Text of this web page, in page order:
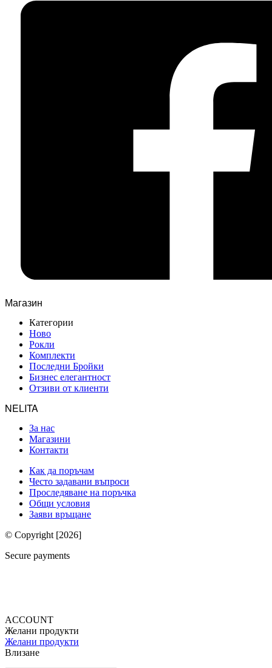
Магазин
Категории
Ново
Рокли
Комплекти
Последни Бройки
Бизнес елегантност
Отзиви от клиенти
NELITA
За нас
Магазини
Контакти
Как да поръчам
Често задавани въпроси
Проследяване на поръчка
Общи условия
Заяви връщане
© Copyright [2026]
Secure payments
ACCOUNT
Желани продукти
Желани продукти
Влизане